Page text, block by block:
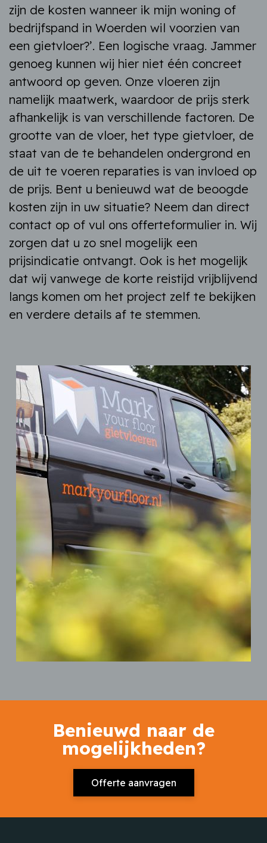
zijn de kosten wanneer ik mijn woning of
bedrijfspand in Woerden wil voorzien van
een gietvloer?’. Een logische vraag. Jammer
genoeg kunnen wij hier niet één concreet
antwoord op geven. Onze vloeren zijn
namelijk maatwerk, waardoor de prijs sterk
afhankelijk is van verschillende factoren. De
grootte van de vloer, het type gietvloer, de
staat van de te behandelen ondergrond en
de uit te voeren reparaties is van invloed op
de prijs. Bent u benieuwd wat de beoogde
kosten zijn in uw situatie? Neem dan direct
contact op of vul ons offerteformulier in. Wij
zorgen dat u zo snel mogelijk een
prijsindicatie ontvangt. Ook is het mogelijk
dat wij vanwege de korte reistijd vrijblijvend
langs komen om het project zelf te bekijken
en verdere details af te stemmen.
Benieuwd naar de
mogelijkheden?
Offerte aanvragen